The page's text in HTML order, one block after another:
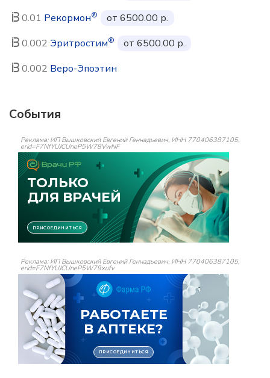
0.01 Рекормон®
от 6500.00 р.
0.002 Эритростим®
от 6500.00 р.
0.002 Веро-Эпоэтин
События
Реклама: ИП Вышковский Евгений Геннадьевич, ИНН 770406387105,
erid=F7NfYUJCUneP5W78VwNF
Реклама: ИП Вышковский Евгений Геннадьевич, ИНН 770406387105,
erid=F7NfYUJCUneP5W79xufv